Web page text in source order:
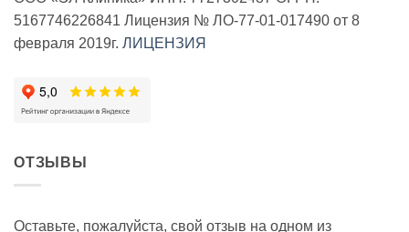
5167746226841 Лицензия № ЛО-77-01-017490 от 8
февраля 2019г. ЛИЦЕНЗИЯ
ОТЗЫВЫ
Оставьте, пожалуйста, свой отзыв на одном из